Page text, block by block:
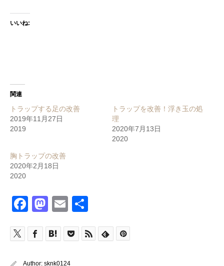
いいね:
関連
トラップする足の改善
2019年11月27日
2019
トラップを改善！浮き玉の処
理
2020年7月13日
2020
胸トラップの改善
2020年2月18日
2020
Facebook
Mastodon
Email
Author: sknk0124